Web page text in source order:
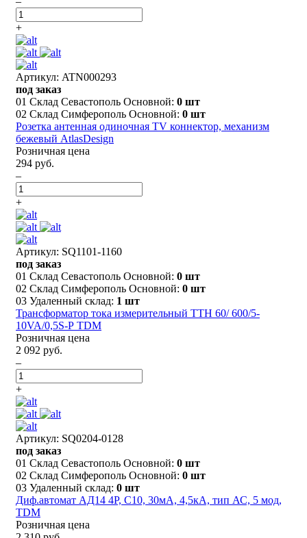
+
Артикул: ATN000293
под заказ
01 Склад Севастополь Основной: 0 шт
02 Склад Симферополь Основной: 0 шт
Розетка антенная одиночная TV коннектор, механизм
бежевый AtlasDesign
Розничная цена
294 руб.
–
+
Артикул: SQ1101-1160
под заказ
01 Склад Севастополь Основной: 0 шт
02 Склад Симферополь Основной: 0 шт
03 Удаленный склад: 1 шт
Трансформатор тока измерительный ТТН 60/ 600/5-
10VA/0,5S-Р TDM
Розничная цена
2 092 руб.
–
+
Артикул: SQ0204-0128
под заказ
01 Склад Севастополь Основной: 0 шт
02 Склад Симферополь Основной: 0 шт
03 Удаленный склад: 0 шт
Диф.автомат АД14 4P, C10, 30мА, 4,5кА, тип АС, 5 мод,
TDM
Розничная цена